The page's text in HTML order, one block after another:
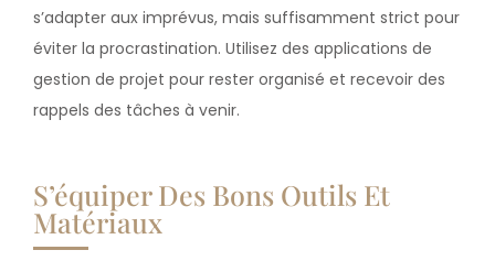
s’adapter aux imprévus, mais suffisamment strict pour
éviter la procrastination. Utilisez des applications de
gestion de projet pour rester organisé et recevoir des
rappels des tâches à venir.
S’équiper Des Bons Outils Et
Matériaux